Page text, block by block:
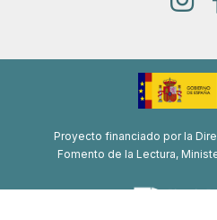
Proyecto financiado por la
Fomento de la Lectura,